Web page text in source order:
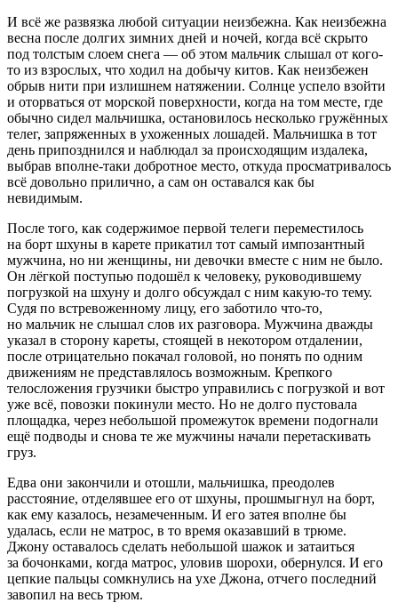
И всё же развязка любой ситуации неизбежна. Как неизбежна
весна после долгих зимних дней и ночей, когда всё скрыто
под толстым слоем снега — об этом мальчик слышал от кого-
то из взрослых, что ходил на добычу китов. Как неизбежен
обрыв нити при излишнем натяжении. Солнце успело взойти
и оторваться от морской поверхности, когда на том месте, где
обычно сидел мальчишка, остановилось несколько гружённых
телег, запряженных в ухоженных лошадей. Мальчишка в тот
день припозднился и наблюдал за происходящим издалека,
выбрав вполне-таки добротное место, откуда просматривалось
всё довольно прилично, а сам он оставался как бы
невидимым.
После того, как содержимое первой телеги переместилось
на борт шхуны в карете прикатил тот самый импозантный
мужчина, но ни женщины, ни девочки вместе с ним не было.
Он лёгкой поступью подошёл к человеку, руководившему
погрузкой на шхуну и долго обсуждал с ним какую-то тему.
Судя по встревоженному лицу, его заботило что-то,
но мальчик не слышал слов их разговора. Мужчина дважды
указал в сторону кареты, стоящей в некотором отдалении,
после отрицательно покачал головой, но понять по одним
движениям не представлялось возможным. Крепкого
телосложения грузчики быстро управились с погрузкой и вот
уже всё, повозки покинули место. Но не долго пустовала
площадка, через небольшой промежуток времени подогнали
ещё подводы и снова те же мужчины начали перетаскивать
груз.
Едва они закончили и отошли, мальчишка, преодолев
расстояние, отделявшее его от шхуны, прошмыгнул на борт,
как ему казалось, незамеченным. И его затея вполне бы
удалась, если не матрос, в то время оказавший в трюме.
Джону оставалось сделать небольшой шажок и затаиться
за бочонками, когда матрос, уловив шорохи, обернулся. И его
цепкие пальцы сомкнулись на ухе Джона, отчего последний
завопил на весь трюм.